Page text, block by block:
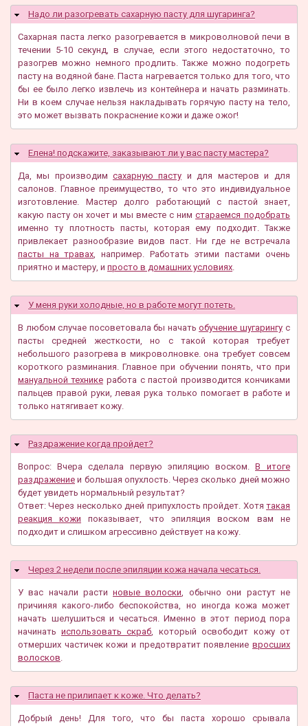
Скрыть
Надо ли разогревать сахарную пасту для шугаринга?
Сахарная паста легко разогревается в микроволновой печи в
течении 5-10 секунд, в случае, если этого недостаточно, то
разогрев можно немного продлить. Также можно подогреть
пасту на водяной бане. Паста нагревается только для того, что
бы ее было легко извлечь из контейнера и начать разминать.
Ни в коем случае нельзя накладывать горячую пасту на тело,
это может вызвать покраснение кожи и даже ожог!
Скрыть
Елена! подскажите, заказывают ли у вас пасту мастера?
Да, мы производим сахарную пасту и для мастеров и для
салонов. Главное преимущество, то что это индивидуальное
изготовление. Мастер долго работающий с пастой знает,
какую пасту он хочет и мы вместе с ним стараемся подобрать
именно ту плотность пасты, которая ему подходит. Также
привлекает разнообразие видов паст. Ни где не встречала
пасты на травах , например. Работать этими пастами очень
приятно и мастеру, и просто в домашних условиях
Скрыть
У меня руки холодные, но в работе могут потеть.
В любом случае посоветовала бы начать обучение шугарингу с
пасты средней жесткости, но с такой которая требует
небольшого разогрева в микроволновке. она требует совсем
короткого разминания. Главное при обучении понять, что при
мануальной технике работа с пастой производится кончиками
пальцев правой руки, левая рука только помогает в работе и
только натягивает кожу.
Скрыть
Раздражение когда пройдет?
Вопрос: Вчера сделала первую эпиляцию воском. В итоге
раздражение и большая опухлость. Через сколько дней можно
будет увидеть нормальный результат?
Ответ: Через несколько дней припухлость пройдет. Хотя такая
реакция кожи показывает, что эпиляция воском вам не
подходит и слишком агрессивно действует на кожу.
Скрыть
Через 2 недели после эпиляции кожа начала чесаться.
У вас начали расти новые волоски , обычно они растут не
причиняя какого-либо беспокойства, но иногда кожа может
начать шелушиться и чесаться. Именно в этот период пора
начинать использовать скраб , который освободит кожу от
отмерших частичек кожи и предотвратит появление вросших
волосков
Скрыть
Паста не прилипает к коже. Что делать?
Добрый день! Для того, что бы паста хорошо срывала